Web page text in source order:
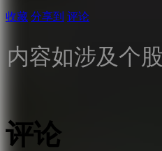
收藏 分享到 评论
内容如涉及个
评论